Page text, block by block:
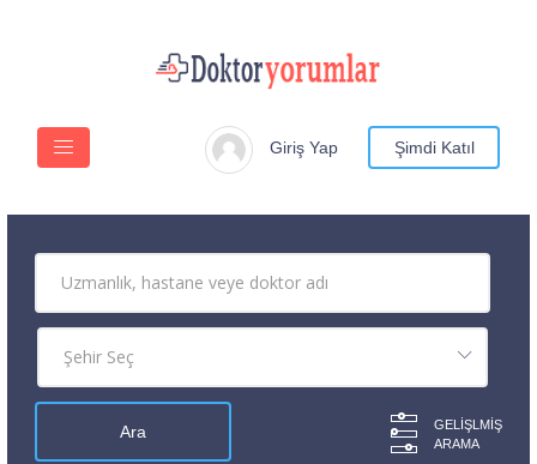
Giriş Yap Şimdi Katıl
GELIŞLMIŞ
ARAMA